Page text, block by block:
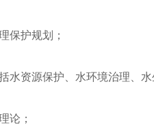
护规划；
资源保护、水环境治理、水
论；